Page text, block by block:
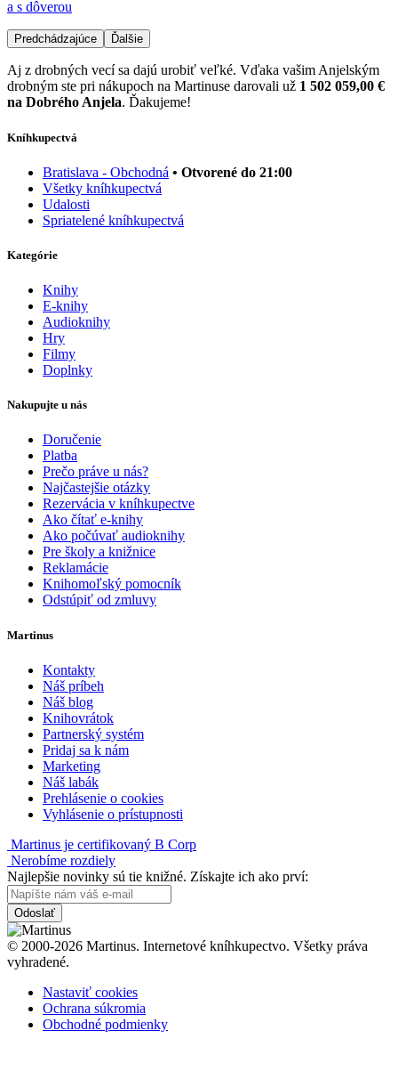
a s dôverou
Predchádzajúce Ďalšie
Aj z drobných vecí sa dajú urobiť veľké. Vďaka vašim Anjelským
drobným ste pri nákupoch na Martinuse darovali už 1 502 059,00 €
na Dobrého Anjela. Ďakujeme!
Kníhkupectvá
Bratislava - Obchodná • Otvorené do 21:00
Všetky kníhkupectvá
Udalosti
Spriatelené kníhkupectvá
Kategórie
Knihy
E-knihy
Audioknihy
Hry
Filmy
Doplnky
Nakupujte u nás
Doručenie
Platba
Prečo práve u nás?
Najčastejšie otázky
Rezervácia v kníhkupectve
Ako čítať e-knihy
Ako počúvať audioknihy
Pre školy a knižnice
Reklamácie
Knihomoľský pomocník
Odstúpiť od zmluvy
Martinus
Kontakty
Náš príbeh
Náš blog
Knihovrátok
Partnerský systém
Pridaj sa k nám
Marketing
Náš labák
Prehlásenie o cookies
Vyhlásenie o prístupnosti
Martinus je certifikovaný B Corp
Nerobíme rozdiely
Najlepšie novinky sú tie knižné. Získajte ich ako prví:
Odoslať
© 2000-2026 Martinus. Internetové kníhkupectvo. Všetky práva
vyhradené.
Nastaviť cookies
Ochrana súkromia
Obchodné podmienky